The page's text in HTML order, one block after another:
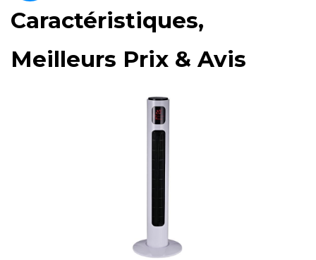
Caractéristiques,
Meilleurs Prix & Avis